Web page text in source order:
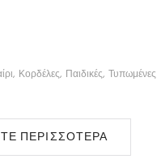
Κορδέλες Παιδικές Τυπωμένες
ΠΕΡΙΣΣΌΤΕΡΑ